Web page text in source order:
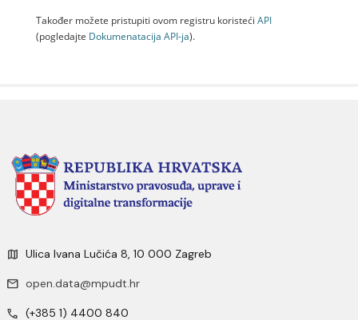
Također možete pristupiti ovom registru koristeći API
(pogledajte Dokumenаtаcijа API-jа).